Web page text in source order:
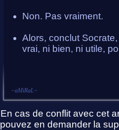
Non. Pas vraiment.
Alors, conclut
vrai, ni bien, ni utile,
~aMiRaL~
En cas de conflit avec cet
pouvez en demander la